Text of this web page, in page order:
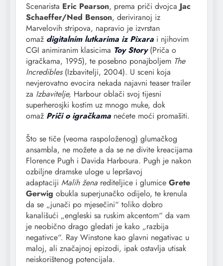
Scenarista Eric Pearson, prema priči dvojca Jac
Schaeffer/Ned Benson, deriviranoj iz
Marvelovih stripova, napravio je izvrstan
omaž digitalnim lutkarima iz Pixara i njihovim
CGI animiranim klasicima Toy Story(Priča o
igračkama, 1995), te posebno ponajboljem The
Incredibles(Izbavitelji, 2004). U sceni koja
nevjerovatno evocira nekada najavni teaser trailer
za Izbavitelje, Harbour oblači svoj tijesni
superherosjki kostim uz mnogo muke, dok
omaž Priči o igračkama nećete moći promašiti.
Što se tiče (veoma raspoloženog) glumačkog
ansambla, ne možete a da se ne divite kreacijama
Florence Pugh i Davida Harboura. Pugh je nakon
ozbiljne dramske uloge u lepršavoj
adaptaciji Malih žena rediteljice i glumice Grete
Gerwig obukla superjunačko odijelo, te krenula
da se „junači po mjesečini“ toliko dobro
kanališući „engleski sa ruskim akcentom“ da vam
je neobično drago gledati je kako „razbija
negativce“. Ray Winstone kao glavni negativac u
maloj, ali značajnoj epizodi, ipak ostavlja utisak
neiskorištenog potencijala.